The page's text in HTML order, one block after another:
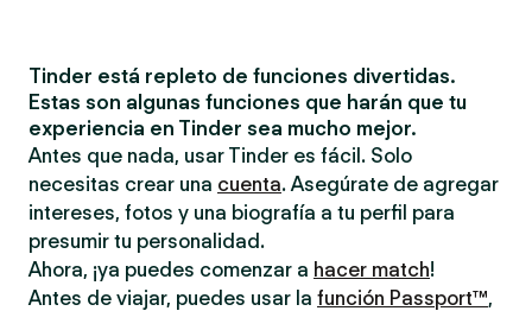
Tinder está repleto de funciones divertidas.
Estas son algunas funciones que harán que tu
experiencia en Tinder sea mucho mejor.
Antes que nada, usar Tinder es fácil. Solo
necesitas crear una cuenta. Asegúrate de agregar
intereses, fotos y una biografía a tu perfil para
presumir tu personalidad.
Ahora, ¡ya puedes comenzar a hacer match!
Antes de viajar, puedes usar la función Passport™,